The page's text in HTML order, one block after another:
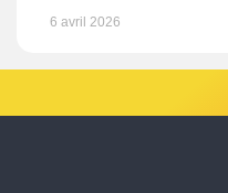
6 avril 2026